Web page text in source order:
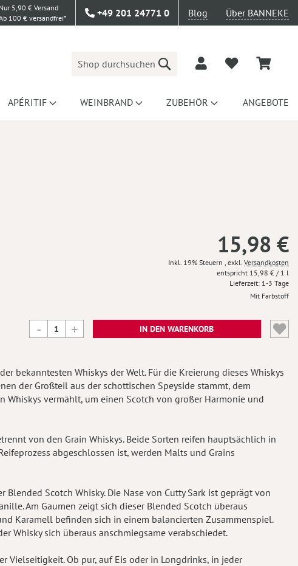
Nur 5,90 € Versand
100 € versandfrei*
+49 201 24771 0 Blog Über BANNEKE
Suche
APÉRITIF WEINBRAND ZUBEHÖR ANGEBOTE
15,98 €
Inkl. 19% Steuern , exkl. Versandkosten
15,98 € / 1 l
Lieferzeit 1-3 Tage
Mit Farbstoff
IN DEN WARENKORB
bekanntesten Whiskys der Welt. Für die Kreierung dieses Whiskys
der Großteil aus der schottischen Speyside stammt, dem
Whiskys vermählt, um einen Scotch von großer Harmonie und
von den Grain Whiskys. Beide Sorten reifen hauptsächlich in
abgeschlossen ist, werden Malts und Grains
Scotch Whisky. Die Nase von Cutty Sark ist geprägt von
Am Gaumen zeigt sich dieser Blended Scotch überaus
Karamell befinden sich in einem balancierten Zusammenspiel.
Whisky sich überaus anschmiegsame verabschiedet.
Vielseitigkeit. Ob pur, auf Eis oder in Longdrinks, in jeder